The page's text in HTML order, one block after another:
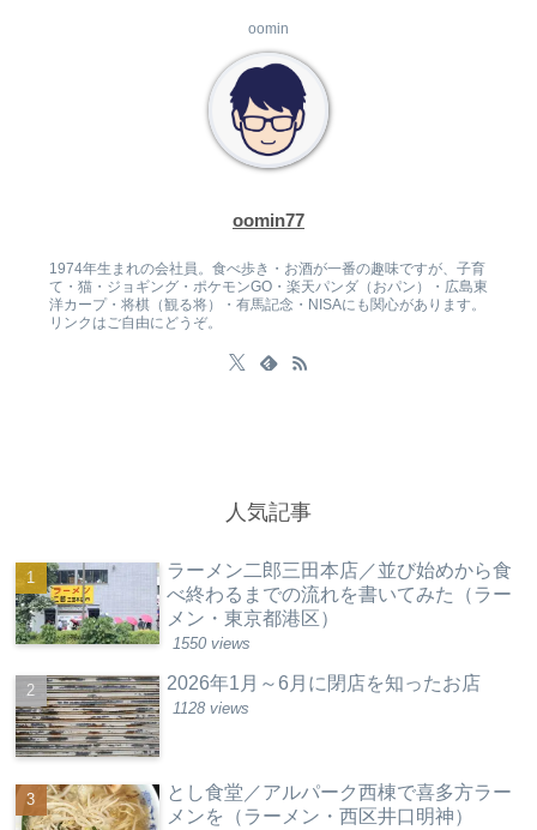
oomin
oomin77
1974年生まれの会社員。食べ歩き・お酒が一番の趣味ですが、子育
て・猫・ジョギング・ポケモンGO・楽天パンダ（おパン）・広島東
洋カープ・将棋（観る将）・有馬記念・NISAにも関心があります。
リンクはご自由にどうぞ。
人気記事
ラーメン二郎三田本店／並び始めから食
べ終わるまでの流れを書いてみた（ラー
メン・東京都港区）
1550 views
2026年1月～6月に閉店を知ったお店
1128 views
とし食堂／アルパーク西棟で喜多方ラー
メンを（ラーメン・西区井口明神）